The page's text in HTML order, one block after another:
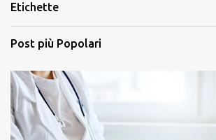
Etichette
Post più Popolari